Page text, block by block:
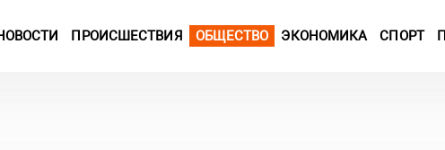
ПРОИСШЕСТВИЯ ОБЩЕСТВО ЭКОНОМИКА СПОРТ